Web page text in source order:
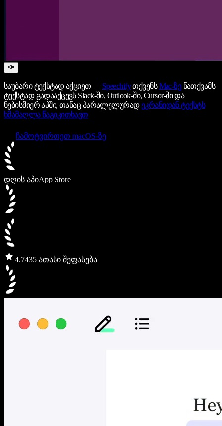
საუბარი ტექსტად აქციეთ — SpeechifyთქვენსMac-ზენათქვამს
ტექსტად გადააქცევს Slack-ში, Outlook-ში, Cursor-ში და
ნებისმიერ აპში, თანაც პარალელურად ეკრანიდან ტექსტს
ხმამაღლა წაგიკითხავთ
ჩამოტვირთეთ macOS-ზე
დღის აპიApp Store
4.7435 ათასი შეფასება